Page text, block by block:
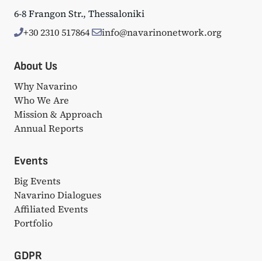
6-8 Frangon Str., Thessaloniki
+30 2310 517864
info@navarinonetwork.org
About Us
Why Navarino
Who We Are
Mission & Approach
Annual Reports
Events
Big Events
Navarino Dialogues
Affiliated Events
Portfolio
GDPR